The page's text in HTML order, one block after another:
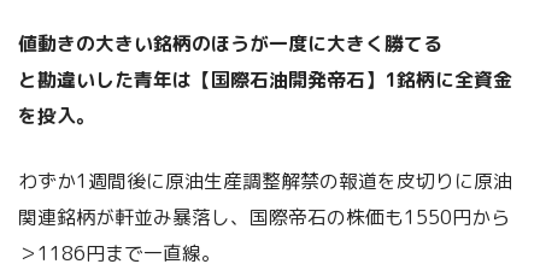
値動きの大きい銘柄のほうが一度に大きく勝てる
と勘違いした青年は【国際石油開発帝石】1銘柄に全資金
を投入。
わずか1週間後に原油生産調整解禁の報道を皮切りに原油
関連銘柄が軒並み暴落し、国際帝石の株価も1550円から
＞1186円まで一直線。